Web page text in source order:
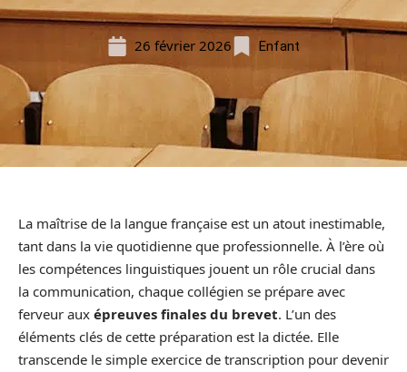
26 février 2026 Enfant
La maîtrise de la langue française est un atout inestimable,
tant dans la vie quotidienne que professionnelle. À l’ère où
les compétences linguistiques jouent un rôle crucial dans
la communication, chaque collégien se prépare avec
ferveur aux épreuves finales du brevet. L’un des
éléments clés de cette préparation est la dictée. Elle
transcende le simple exercice de transcription pour devenir